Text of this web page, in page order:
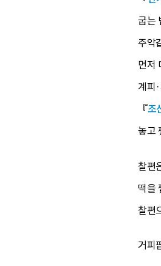
굽는
주악
먼저
계피
『조
놓고
찰편
떡을
찰편
거피